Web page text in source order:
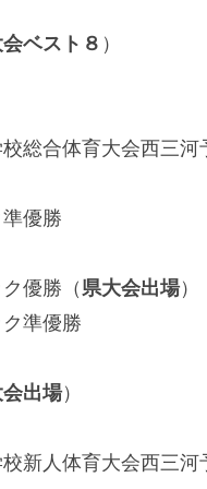
ベスト８ ）
総合体育大会西三河
優勝
優勝（ 県大会出場）
準優勝
出場）
新人体育大会西三河